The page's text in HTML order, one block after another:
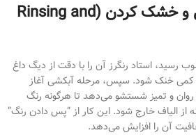
گام پنجم: آبکشی و خشک کردن (Rinsing and
رسید، استاد رنگرز آن را با دقت از دیگ داغ
کمی خنک شود. سپس، مرحله آبکشی آغاز
و تمیز شستشو می‌دهد تا هرگونه رنگ
از الیاف خارج شود. این کار از “پس دادن رنگ”
آن را افزایش می‌دهد.